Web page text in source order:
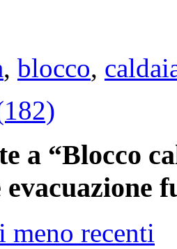
, blocco,
a “Blocco
meno recenti